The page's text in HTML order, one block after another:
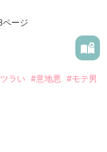
表紙コメント
ページ
ラい #意地悪 #モテ男